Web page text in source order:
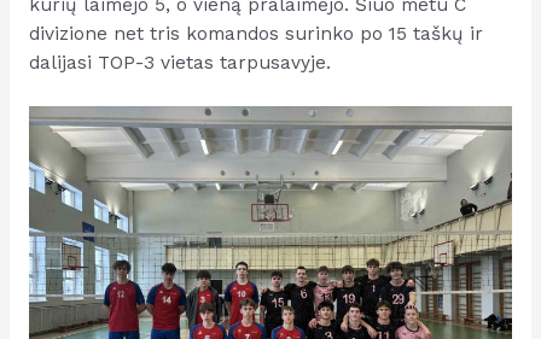
divizione net tris komandos surinko po 15 taškų ir
dalijasi TOP-3 vietas tarpusavyje.